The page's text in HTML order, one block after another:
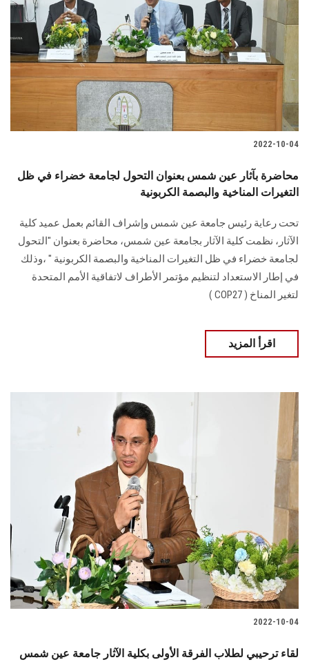
2022-10-04
محاضرة بآثار عين شمس بعنوان التحول لجامعة خضراء في ظل
التغيرات المناخية والبصمة الكربونية
تحت رعاية رئيس جامعة عين شمس وإشراف القائم بعمل عميد كلية
الآثار، نظمت كلية الآثار بجامعة عين شمس، محاضرة بعنوان "التحول
لجامعة خضراء في ظل التغيرات المناخية والبصمة الكربونية " ،وذلك
في إطار الاستعداد لتنظيم مؤتمر الأطراف لاتفاقية الأمم المتحدة
لتغير المناخ ( COP27 )
اقرأ المزيد
2022-10-04
لقاء ترحيبي لطلاب الفرقة الأولى بكلية الآثار جامعة عين شمس